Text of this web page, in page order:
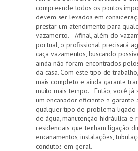
compreende todos os pontos
devem ser levados em
prestar um atendimento para
vazamento. Afinal, além do
pontual, o profissional precisará
caça vazamentos, buscando
ainda não foram encontrados
da casa. Com este tipo de
mais completo e ainda garante
muito mais tempo. Então, você já
um encanador eficiente e garante
qualquer tipo de problema ligado
de água, manutenção hidráulica e
residenciais que tenham ligação
encanamentos, instalações,
condutos em geral.